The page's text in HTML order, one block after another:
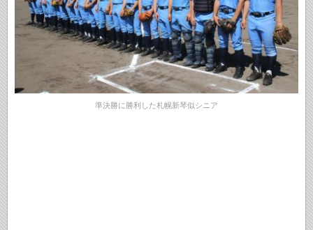
準決勝に勝利した札幌新琴似シニア